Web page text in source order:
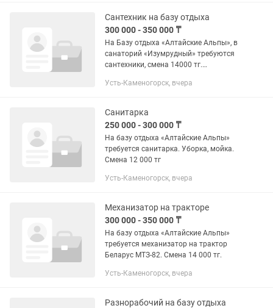
Сантехник на базу отдыха
300 000 - 350 000 ₸
На Базу отдыха «Алтайские Альпы», в
санаторий «Изумрудный» требуются
сантехники, смена 14000 тг.
стабильная заработная плата
Усть-Каменогорск, вчера
Санитарка
250 000 - 300 000 ₸
На базу отдыха «Алтайские Альпы»
требуется санитарка. Уборка, мойка.
Смена 12 000 тг
Усть-Каменогорск, вчера
Механизатор на тракторе
300 000 - 350 000 ₸
На базу отдыха «Алтайские Альпы»
требуется механизатор на трактор
Беларус МТЗ-82. Смена 14 000 тг.
Усть-Каменогорск, вчера
Разнорабочий на базу отдыха